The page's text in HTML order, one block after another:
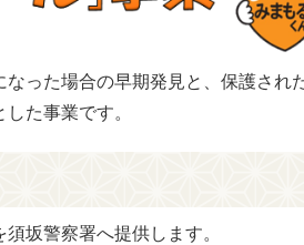
った場合の早期発見と、保護され
た事業です。
坂警察署へ提供します。